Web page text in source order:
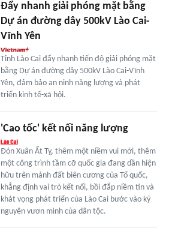
Đẩy nhanh giải phóng mặt bằng
Dự án đường dây 500kV Lào Cai-
Vĩnh Yên
Tỉnh Lào Cai đẩy nhanh tiến độ giải phóng mặt
bằng Dự án đường dây 500kV Lào Cai-Vĩnh
Yên, đảm bảo an ninh năng lượng và phát
triển kinh tế-xã hội.
'Cao tốc' kết nối năng lượng
Đón Xuân Ất Tỵ, thêm một niềm vui mới, thêm
một công trình tầm cỡ quốc gia đang dần hiện
hữu trên mảnh đất biên cương của Tổ quốc,
khẳng định vai trò kết nối, bồi đắp niềm tin và
khát vọng phát triển của Lào Cai bước vào kỷ
nguyên vươn mình của dân tộc.